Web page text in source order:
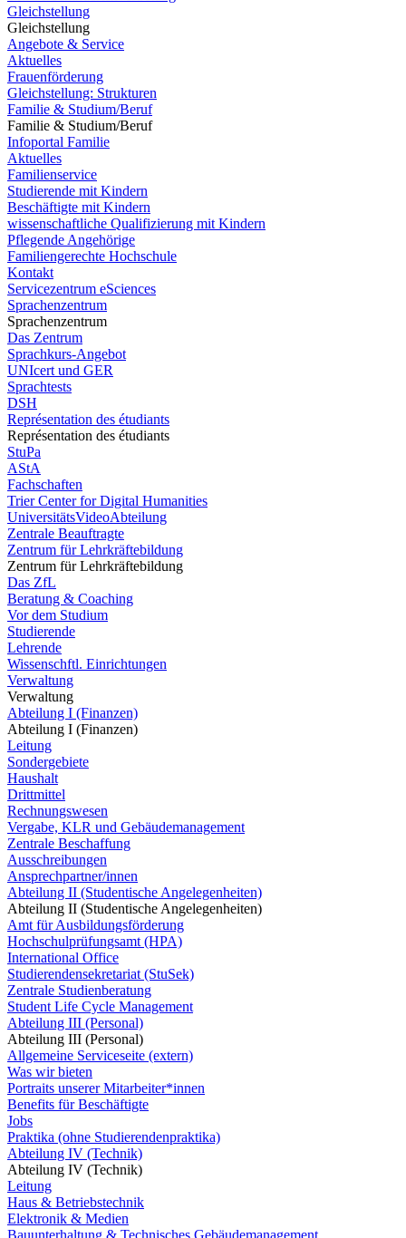
Gleichstellung
Gleichstellung
Angebote & Service
Aktuelles
Frauenförderung
Gleichstellung: Strukturen
Familie & Studium/Beruf
Familie & Studium/Beruf
Infoportal Familie
Aktuelles
Familienservice
Studierende mit Kindern
Beschäftigte mit Kindern
wissenschaftliche Qualifizierung mit Kindern
Pflegende Angehörige
Familiengerechte Hochschule
Kontakt
Servicezentrum eSciences
Sprachenzentrum
Sprachenzentrum
Das Zentrum
Sprachkurs-Angebot
UNIcert und GER
Sprachtests
DSH
Représentation des étudiants
Représentation des étudiants
StuPa
AStA
Fachschaften
Trier Center for Digital Humanities
UniversitätsVideoAbteilung
Zentrale Beauftragte
Zentrum für Lehrkräftebildung
Zentrum für Lehrkräftebildung
Das ZfL
Beratung & Coaching
Vor dem Studium
Studierende
Lehrende
Wissenschftl. Einrichtungen
Verwaltung
Verwaltung
Abteilung I (Finanzen)
Abteilung I (Finanzen)
Leitung
Sondergebiete
Haushalt
Drittmittel
Rechnungswesen
Vergabe, KLR und Gebäudemanagement
Zentrale Beschaffung
Ausschreibungen
Ansprechpartner/innen
Abteilung II (Studentische Angelegenheiten)
Abteilung II (Studentische Angelegenheiten)
Amt für Ausbildungsförderung
Hochschulprüfungsamt (HPA)
International Office
Studierendensekretariat (StuSek)
Zentrale Studienberatung
Student Life Cycle Management
Abteilung III (Personal)
Abteilung III (Personal)
Allgemeine Serviceseite (extern)
Was wir bieten
Portraits unserer Mitarbeiter*innen
Benefits für Beschäftigte
Jobs
Praktika (ohne Studierendenpraktika)
Abteilung IV (Technik)
Abteilung IV (Technik)
Leitung
Haus & Betriebstechnik
Elektronik & Medien
Bauunterhaltung & Technisches Gebäudemanagement